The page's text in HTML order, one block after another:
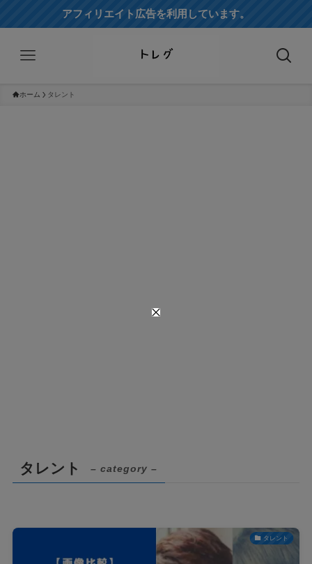
アフィリエイト広告を利用しています。
ホーム タレント
タレント – category –
タレント